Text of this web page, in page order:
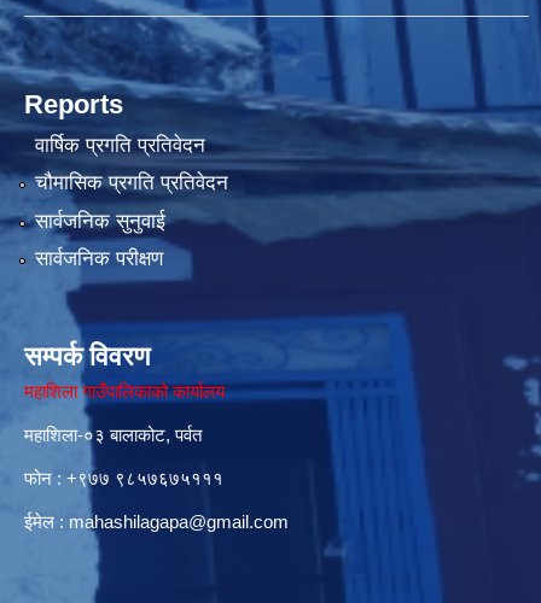
Reports
वार्षिक प्रगति प्रतिवेदन
चौमासिक प्रगति प्रतिवेदन
सार्वजनिक सुनुवाई
सार्वजनिक परीक्षण
सम्पर्क विवरण
महाशिला गाउँपालिकाको कार्यालय
महाशिला-०३ बालाकोट, पर्वत
फोन : ‌+९७७ ९८५७६७५१११
ईमेल : mahashilagapa@gmail.com